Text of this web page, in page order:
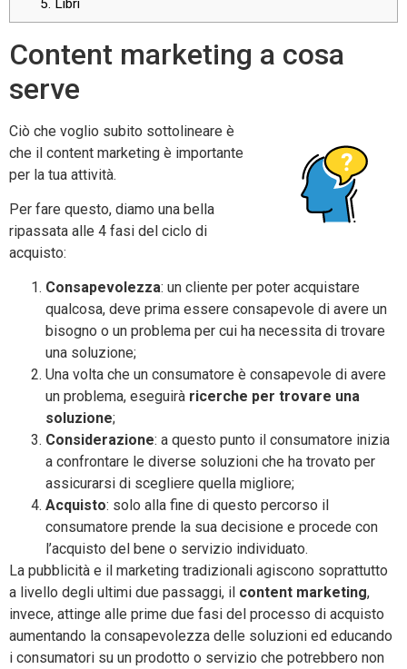
5. Libri
Content marketing a cosa
serve
Ciò che voglio subito sottolineare è
che il content marketing è importante
per la tua attività.
Per fare questo, diamo una bella
ripassata alle 4 fasi del ciclo di
acquisto:
Consapevolezza: un cliente per poter acquistare
qualcosa, deve prima essere consapevole di avere un
bisogno o un problema per cui ha necessita di trovare
una soluzione;
Una volta che un consumatore è consapevole di avere
un problema, eseguirà ricerche per trovare una
soluzione;
Considerazione: a questo punto il consumatore inizia
a confrontare le diverse soluzioni che ha trovato per
assicurarsi di scegliere quella migliore;
Acquisto: solo alla fine di questo percorso il
consumatore prende la sua decisione e procede con
l’acquisto del bene o servizio individuato.
La pubblicità e il marketing tradizionali agiscono soprattutto
a livello degli ultimi due passaggi, il content marketing,
invece, attinge alle prime due fasi del processo di acquisto
aumentando la consapevolezza delle soluzioni ed educando
i consumatori su un prodotto o servizio che potrebbero non